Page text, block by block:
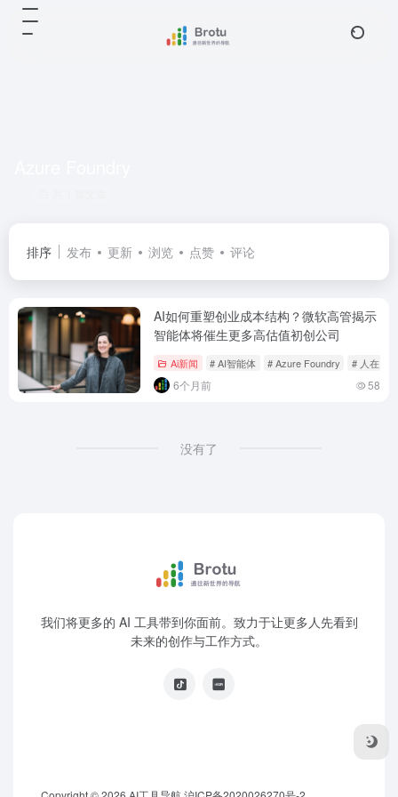
排序 发布 更新 浏览 点赞 评论
AI如何重塑创业成本结构？微软高管揭示
智能体将催生更多高估值初创公司
Ai新闻 # AI智能体 # Azure Foundry # 人在回路
6个月前 58
没有了
我们将更多的 AI 工具带到你面前。致力于让更多人先看到
未来的创作与工作方式。